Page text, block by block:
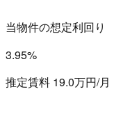
当物件の想定利回り
3.95%
推定賃料 19.0万円/月